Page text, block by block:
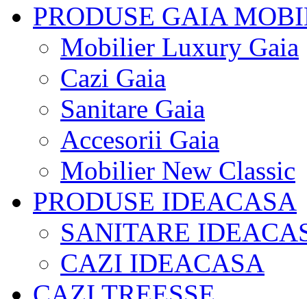
PRODUSE GAIA
Mobilier Luxury Gaia
Cazi Gaia
Sanitare Gaia
Accesorii Gaia
Mobilier New Classic
PRODUSE IDEACASA
SANITARE
CAZI IDEACASA